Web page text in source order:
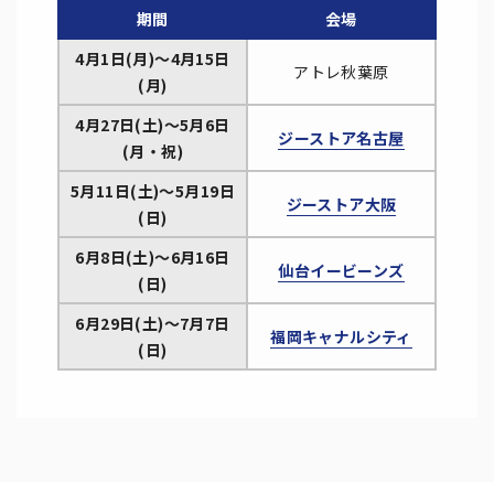
期間
会場
4月1日(月)～4月15日
(月)
アトレ秋葉原
4月27日(土)～5月6日
(月・祝)
ジーストア名古屋
5月11日(土)～5月19日
(日)
ジーストア大阪
6月8日(土)～6月16日
(日)
仙台イービーンズ
6月29日(土)～7月7日
(日)
福岡キャナルシティ